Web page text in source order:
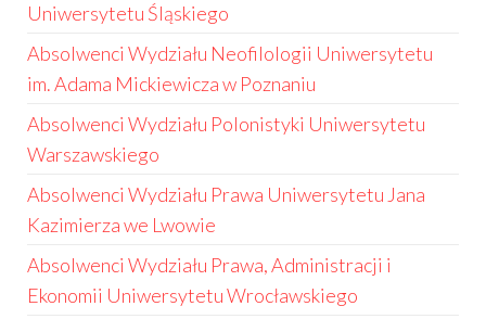
Uniwersytetu Śląskiego
Absolwenci Wydziału Neofilologii Uniwersytetu
im. Adama Mickiewicza w Poznaniu
Absolwenci Wydziału Polonistyki Uniwersytetu
Warszawskiego
Absolwenci Wydziału Prawa Uniwersytetu Jana
Kazimierza we Lwowie
Absolwenci Wydziału Prawa, Administracji i
Ekonomii Uniwersytetu Wrocławskiego